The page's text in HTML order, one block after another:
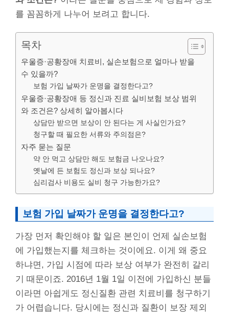
를 꼼꼼하게 나누어 보려고 합니다.
목차
우울증·공황장애 치료비, 실손보험으로 얼마나 받을
수 있을까?
보험 가입 날짜가 운명을 결정한다고?
우울증·공황장애 등 정신과 진료 실비보험 보상 범위
와 조건은? 상세히 알아봅시다
상담만 받으면 보상이 안 된다는 게 사실인가요?
청구할 때 필요한 서류와 주의점은?
자주 묻는 질문
약 안 먹고 상담만 해도 보험금 나오나요?
옛날에 든 보험도 정신과 보상 되나요?
심리검사 비용도 실비 청구 가능한가요?
보험 가입 날짜가 운명을 결정한다고?
가장 먼저 확인해야 할 일은 본인이 언제 실손보험
에 가입했는지를 체크하는 것이에요. 이게 왜 중요
하냐면, 가입 시점에 따라 보상 여부가 완전히 갈리
기 때문이죠. 2016년 1월 1일 이전에 가입하신 분들
이라면 아쉽게도 정신질환 관련 치료비를 청구하기
가 어렵습니다. 당시에는 정신과 질환이 보장 제외